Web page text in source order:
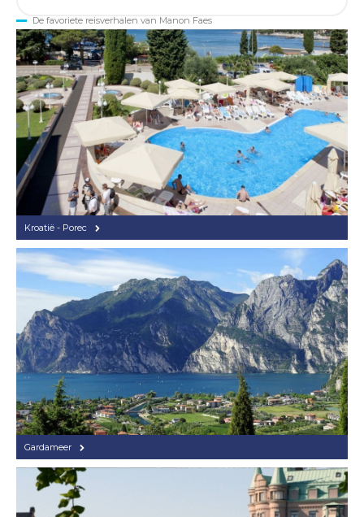
De favoriete reisverhalen van Manon Faes
Kroatië - Porec
Gardameer